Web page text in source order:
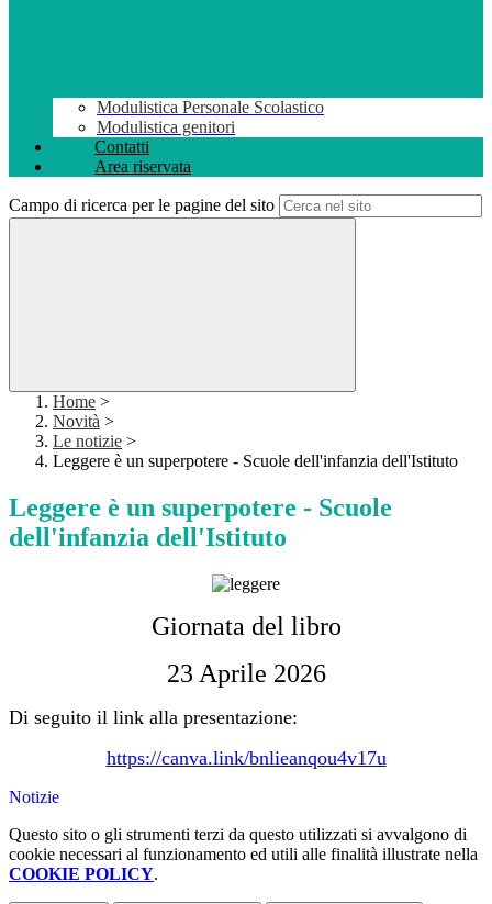
Modulistica Personale Scolastico
Modulistica genitori
Contatti
Area riservata
Campo di ricerca per le pagine del sito
Home >
Novità >
Le notizie >
Leggere è un superpotere - Scuole dell'infanzia dell'Istituto
Leggere è un superpotere - Scuole
dell'infanzia dell'Istituto
Giornata del libro
23 Aprile 2026
Di seguito il link alla presentazione:
https://canva.link/bnlieanqou4v17u
Notizie
Questo sito o gli strumenti terzi da questo utilizzati si avvalgono di
cookie necessari al funzionamento ed utili alle finalità illustrate nella
COOKIE POLICY.